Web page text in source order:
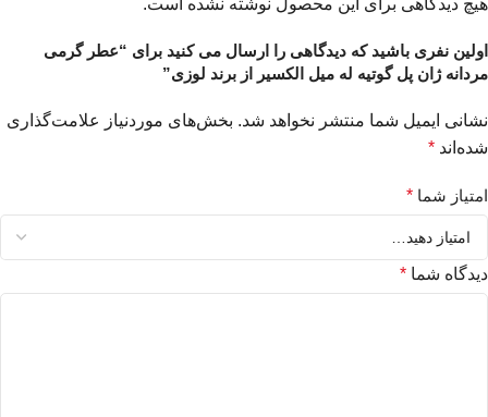
هیچ دیدگاهی برای این محصول نوشته نشده است.
اولین نفری باشید که دیدگاهی را ارسال می کنید برای “عطر گرمی
مردانه ژان پل گوتیه له میل الکسیر از برند لوزی”
نشانی ایمیل شما منتشر نخواهد شد. بخش‌های موردنیاز علامت‌گذاری
شده‌اند *
امتیاز شما *
دیدگاه شما *